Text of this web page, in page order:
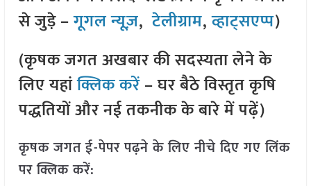
से जुड़े –गूगल न्यूज़,टेलीग्राम,व्हाट्सएप्प)
(कृषक जगत अखबार की सदस्यता लेने के
लिए यहांक्लिक करें– घर बैठे विस्तृत कृषि
पद्धतियों और नई तकनीक के बारे में पढ़ें)
कृषक जगत ई-पेपर पढ़ने के लिए नीचे दिए गए लिंक
पर क्लिक करें: